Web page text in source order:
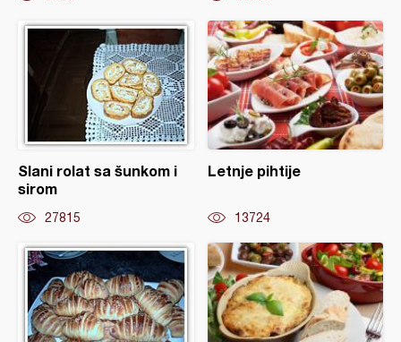
Slani rolat sa šunkom i
sirom
27815
Letnje pihtije
13724